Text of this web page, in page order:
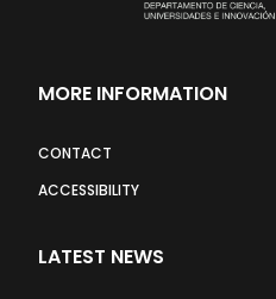
MORE INFORMATION
CONTACT
ACCESSIBILITY
LATEST NEWS